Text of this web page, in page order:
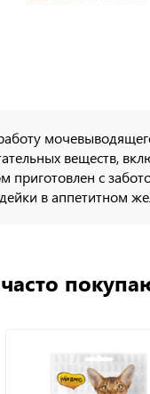
веществ,
с
в аппетитном